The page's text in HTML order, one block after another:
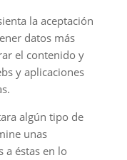
la aceptación
datos más
el contenido y
y aplicaciones
algún tipo de
unas
a éstas en lo